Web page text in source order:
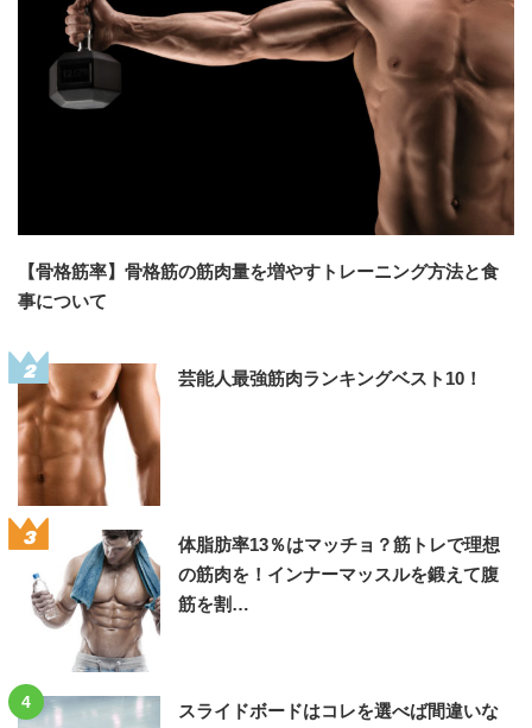
【骨格筋率】骨格筋の筋肉量を増やすトレーニング方法と食
事について
2 芸能人最強筋肉ランキングベスト10！
3
体脂肪率13％はマッチョ？筋トレで理想
の筋肉を！インナーマッスルを鍛えて腹
筋を割…
4
スライドボードはコレを選べば間違いな